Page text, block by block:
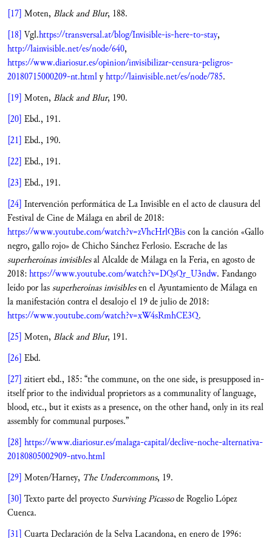
[17] Moten, Black and Blur, 188.
[18] Vgl.https://transversal.at/blog/Invisible-is-here-to-stay,
http://lainvisible.net/es/node/640,
https://www.diariosur.es/opinion/invisibilizar-censura-peligros-
20180715000209-nt.htmlyhttp://lainvisible.net/es/node/785.
[19] Moten, Black and Blur, 190.
[20] Ebd., 191.
[21] Ebd., 190.
[22] Ebd., 191.
[23] Ebd., 191.
[24] Intervención performática de La Invisible en el acto de clausura del
Festival de Cine de Málaga en abril de 2018:
https://www.youtube.com/watch?v=zVhcHrlQBiscon la canción «Gallo
negro, gallo rojo» de Chicho Sánchez Ferlosio. Escrache de las
superheroínas invisiblesal Alcalde de Málaga en la Feria, en agosto de
2018:https://www.youtube.com/watch?v=DQsQr_U3ndw. Fandango
leído por lassuperheroínas invisiblesen el Ayuntamiento de Málaga en
la manifestación contra el desalojo el 19 de julio de 2018:
https://www.youtube.com/watch?v=xW4sRmhCE3Q.
[25] Moten, Black and Blur, 191.
[26] Ebd.
[27] zitiert ebd., 185: “the commune, on the one side, is presupposed in-
itself prior to the individual proprietors as a communality of language,
blood, etc., but it exists as a presence, on the other hand, only in its real
assembly for communal purposes.”
[28] https://www.diariosur.es/malaga-capital/declive-noche-alternativa-
20180805002909-ntvo.html
[29] Moten/Harney, The Undercommons, 19.
[30] Texto parte del proyecto Surviving Picassode Rogelio López
Cuenca.
[31] Cuarta Declaración de la Selva Lacandona, en enero de 1996: